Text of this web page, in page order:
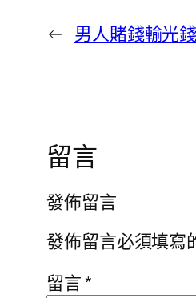
← 男人賭錢輸光
留言
發佈留言
發佈留言必須填寫
留言*